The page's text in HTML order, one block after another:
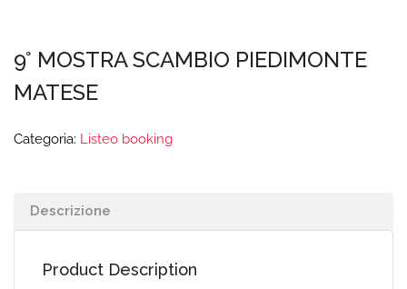
9° MOSTRA SCAMBIO PIEDIMONTE
MATESE
Categoria: Listeo booking
Descrizione
Product Description